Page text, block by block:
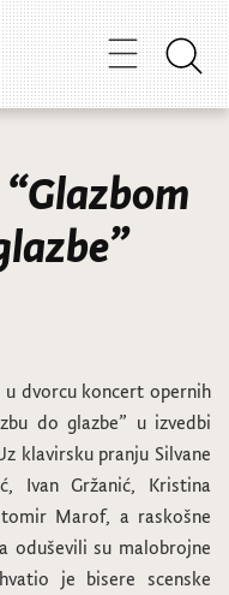
dvorcu koncert opernih
do glazbe” u izvedbi
klavirsku pranju Silvane
Ivan Gržanić, Kristina
Marof, a raskošne
oduševili su malobrojne
je bisere scenske